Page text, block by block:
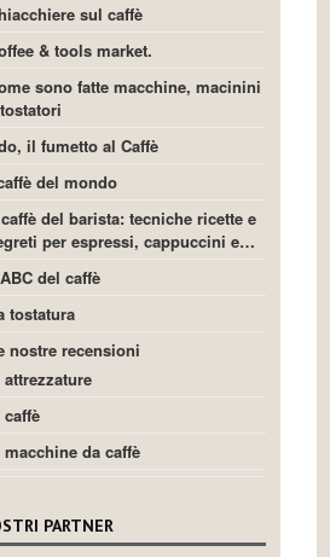
sul caffè
& tools market.
sono fatte macchine, macinini
il fumetto al Caffè
del mondo
del barista: tecniche ricette e
per espressi, cappuccini e…
del caffè
tostatura
nostre recensioni
attrezzature
caffè
macchine da caffè
PARTNER